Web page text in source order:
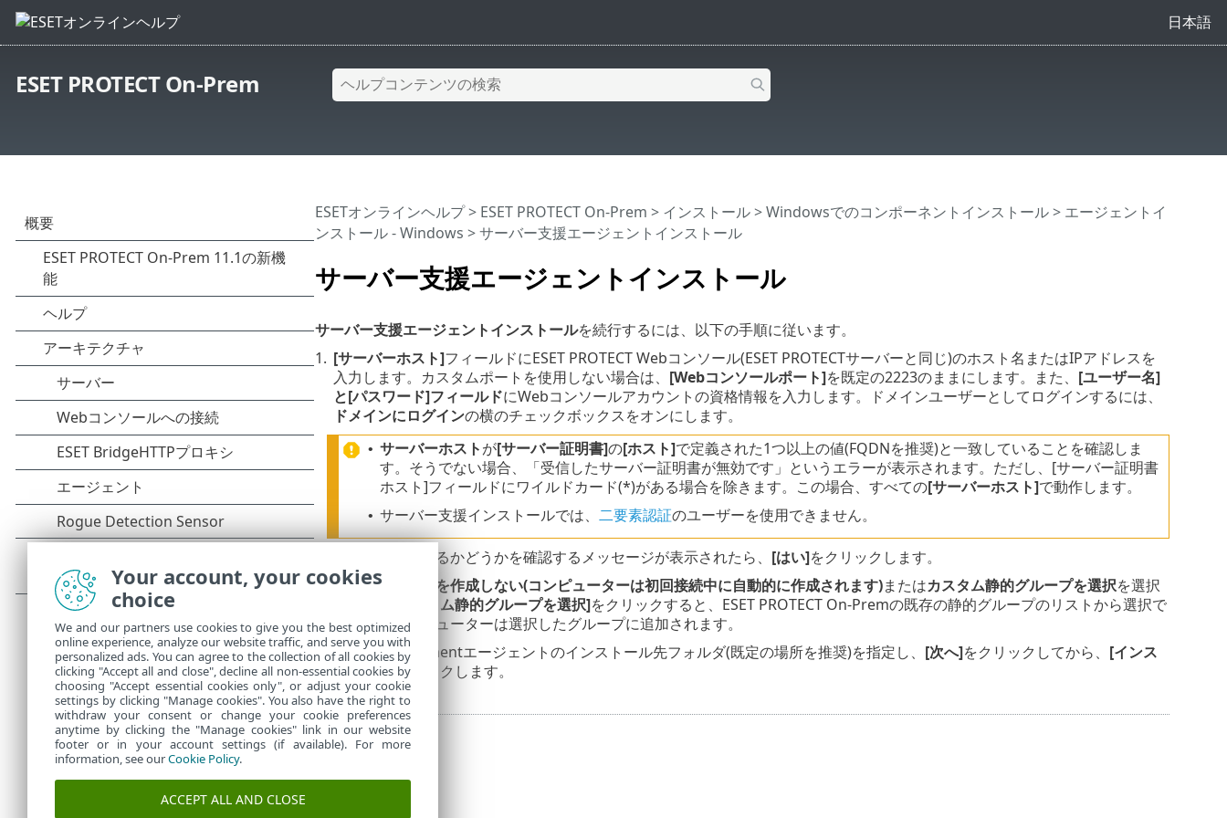
日本語
ESET PROTECT On-Prem
サーバー支援エージェントインストール
ESETオンラインヘルプ> ESET PROTECT On-Prem > インストール>Windowsでのコンポーネントインストール> エージェントイ
ンストール - Windows > サーバー支援エージェントインストール
サーバー支援エージェントインストールを続行するには、以下の手順に従います。
1. [サーバーホスト]フィールドにESET PROTECT Webコンソール(ESET PROTECTサーバーと同じ)のホスト名またはIPアドレスを
入力します。カスタムポートを使用しない場合は、 [Webコンソールポート]を既定の2223のままにします。また、 [ユーザー名]
と[パスワード]フィールドにWebコンソールアカウントの資格情報を入力します。ドメインユーザーとしてログインするには、
ドメインにログインの横のチェックボックスをオンにします。
• サーバーホストが[サーバー証明書]の[ホスト]で定義された1つ以上の値(FQDNを推奨)と一致していることを確認しま
す。そうでない場合、「受信したサーバー証明書が無効です」というエラーが表示されます。ただし、[サーバー証明書
ホスト]フィールドにワイルドカード(*)がある場合を除きます。この場合、すべての[サーバーホスト]で動作します。
• サーバー支援インストールでは、 二要素認証のユーザーを使用できません。
証明書を許可するかどうかを確認するメッセージが表示されたら、 [はい]をクリックします。
3. コンピューターを作成しない(コンピューターは初回接続中に自動的に作成されます)またはカスタム静的グループを選択を選択
[カスタム静的グループを選択]をクリックすると、ESET PROTECT On-Premの既存の静的グループのリストから選択で
きます。コンピューターは選択したグループに追加されます。
4. ESET Managementエージェントのインストール先フォルダ(既定の場所を推奨)を指定し、 [次へ]をクリックしてから、 [インス
トール]をクリックします。
Your account, your cookies
choice
We and our partners use cookies to give you the best optimized
online experience, analyze our website traffic, and serve you with
personalized ads. You can agree to the collection of all cookies by
clicking "Accept all and close", decline all non-essential cookies by
choosing "Accept essential cookies only", or adjust your cookie
settings by clicking "Manage cookies". You also have the right to
withdraw your consent or change your cookie preferences
anytime by clicking the "Manage cookies" link in our website
footer or in your account settings (if available). For more
information, see ourCookie Policy.
ACCEPT ALL AND CLOSE